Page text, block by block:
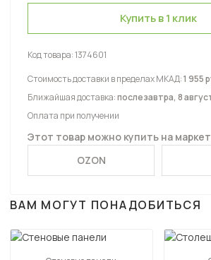
Купить в 1 клик
Код товара:1374601
Стоимость доставки в пределах МКАД:1 955
Ближайшая доставка:послезавтра, 8
Оплата при получении
Этот товар можно купить на
OZON
ВАМ МОГУТ ПОНАДОБИТЬСЯ